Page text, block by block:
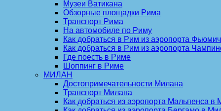
Музеи Ватикана
Обзорные площадки Рима
Транспорт Рима
На автомобиле по Риму
Как добраться в Рим из аэропорта
Как добраться в Рим из аэропорта
Где поесть в Риме
Шоппинг в Риме
МИЛАН
Достопримечательности Милана
Транспорт Милана
Как добраться из аэропорта Мальпенса в